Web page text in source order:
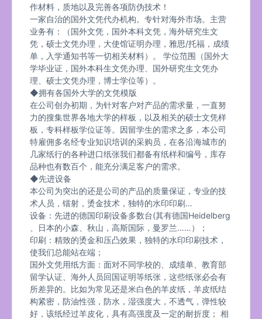
作材料，质地以及完善各项防伪技术！
一家自治的国外文凭代办机构。专针对海外市场。主营
业务有：（国外文凭，国外本科文凭，海外研究生文
凭，硕士文凭办理，大使馆证明办理，雅思/托福，成绩
单，入学通知书等一切相关材料）。 学位范围（国外大
学毕业证，国外本科生文凭办理、国外研究生文凭办
理、硕士文凭办理，博士学位等）。
◆拥有各国外大学的文凭模版
在公司创办初期，为针对客户对产品的需求量，一直努
力的搜集世界各地大学的样板，以及相关的硕士文凭样
板，专科样板学位证等。因留学生的需求之多，本公司
特雇佣多名经专业知识培训的采购员，在各沿海城市的
几家纸行的各种进口纸张我们都备有纸样和编号，库存
品种也有数百个，能充分满足客户的需求。
◆先进设备
本公司为突出的还是公司的产品的质量保证，专业的技
术人员，镭射，烫金技术，独特的水印印刷…
设备：先进的德国印刷设备多数台(其有德国Heidelberg
、日本的小森、秋山，高斯国际，曼罗兰……）；
印刷：精致的烫金和压凸效果，独特的水印印刷技术，
使我们总能站在端；
国外文凭用纸方面：面对不同学校的、成绩单、教育部
留学认证、海外人员回国证明等纸张，这些纸张必会有
所差异的。比如为常见还是米白色的羊皮纸，羊皮纸结
构紧密，防油性强，防水，湿强度大，不透气，弹性较
好，该纸经过羊皮化，具有高强度及一定的耐折度； 相